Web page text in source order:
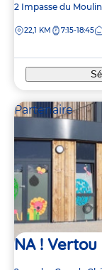
Adresse
la
2 Impasse du
DISTANCE
22,1 KM 7:15-18:45
Partenaire
NA ! Vertou